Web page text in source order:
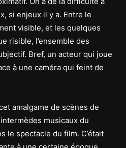
si enjeux il y a. Entre le
visible, et les quelques
risible, l’ensemble des
Bref, un acteur qui joue
à une caméra qui feint de
amalgame de scènes de
musicaux du
le spectacle du film. C’était